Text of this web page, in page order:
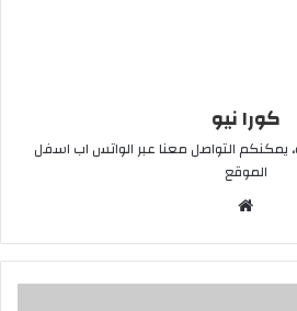
كورا نيو
يمكنكم التواصل معنا عبر الواتس اب اسفل
الموقع